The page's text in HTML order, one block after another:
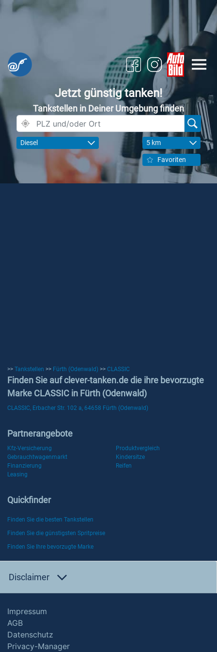
Jetzt günstig tanken!
Tankstellen in Deiner Umgebung finden
Diesel 5 km
Favoriten
>> Tankstellen >> Fürth (Odenwald) >> CLASSIC
Finden Sie auf clever-tanken.de die ihre bevorzugte
Marke CLASSIC in Fürth (Odenwald)
CLASSIC, Erbacher Str. 102 a, 64658 Fürth (Odenwald)
Partnerangebote
Kfz-Versicherung
Produktvergleich
Gebrauchtwagenmarkt
Kindersitze
Finanzierung
Reifen
Leasing
Quickfinder
Finden Sie die besten Tankstellen
Finden Sie die günstigsten Spritpreise
Finden Sie Ihre bevorzugte Marke
Disclaimer
Impressum
AGB
Datenschutz
Privacy-Manager